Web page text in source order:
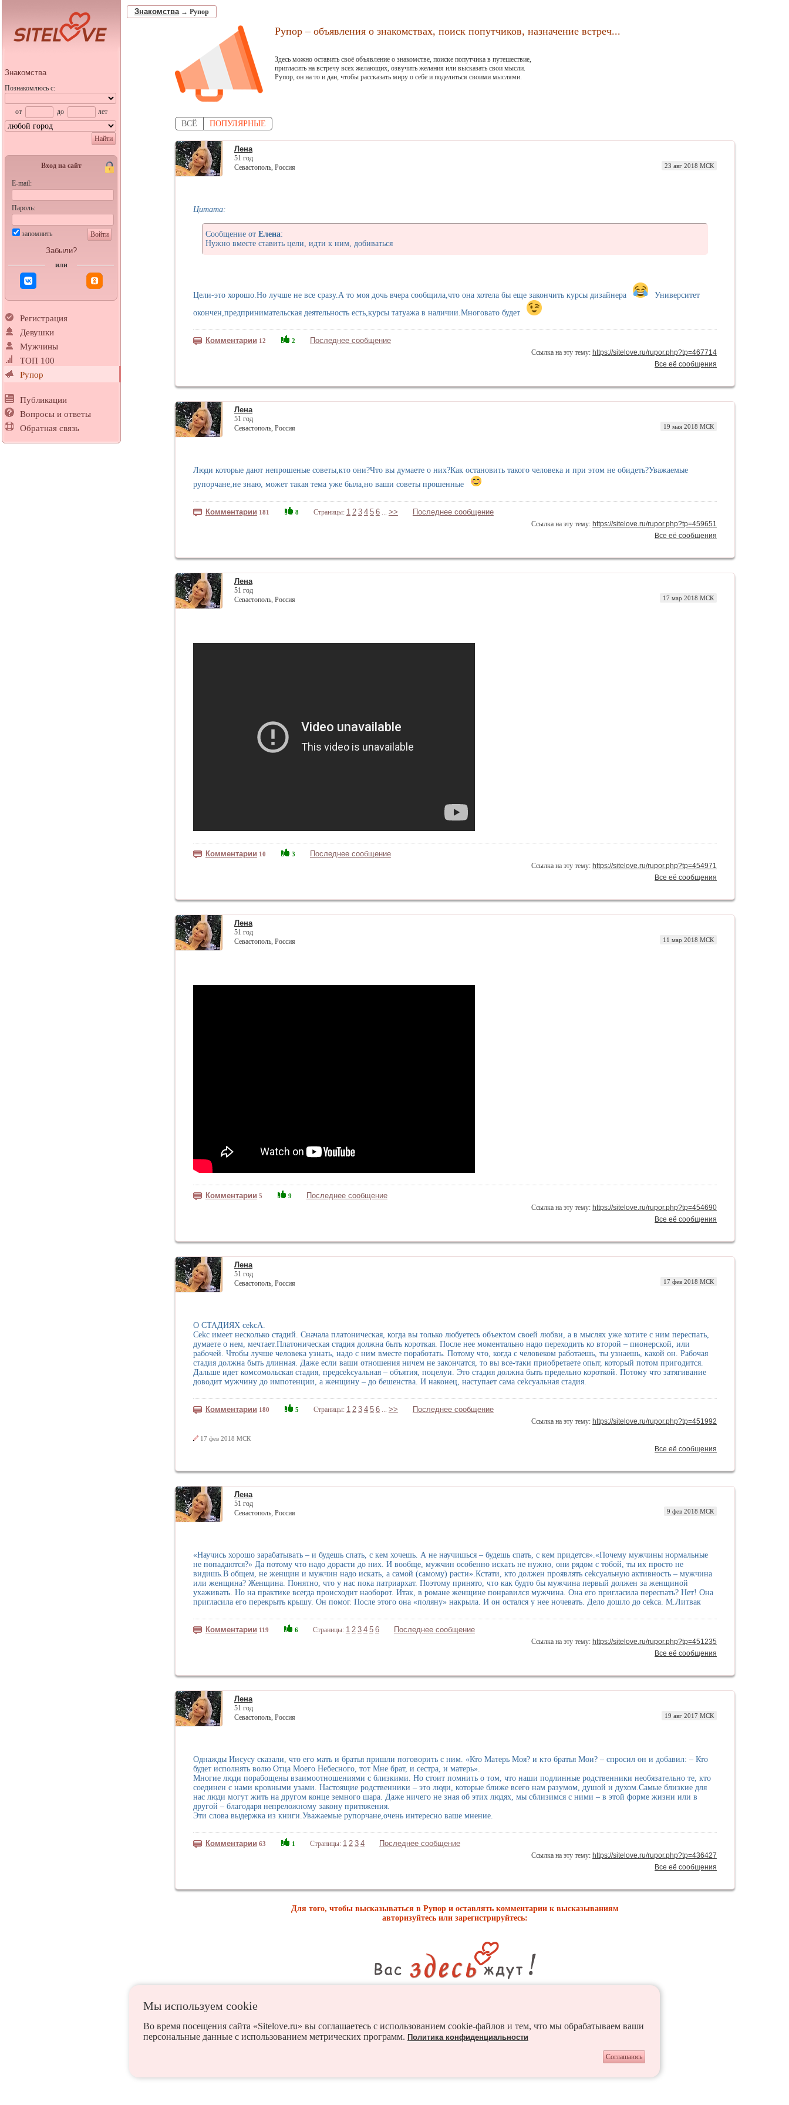
Знакомства
Познакомлюсь с:
от до лет
Найти
Вход на сайт
E-mail:
Пароль:
запомнить Войти
Забыли?
или
Регистрация
Девушки
Мужчины
ТОП 100
Рупор
Публикации
Вопросы и ответы
Обратная связь
Знакомства→ Рупор
Рупор – объявления о знакомствах, поиск попутчиков, назначение встреч...
Здесь можно оставить своё объявление о знакомстве, поиске попутчика в путешествие,
пригласить на встречу всех желающих, озвучить желания или высказать свои мысли.
Рупор, он на то и дан, чтобы рассказать миру о себе и поделиться своими мыслями.
ВСЁ ПОПУЛЯРНЫЕ
Лена
51 год
Севастополь, Россия
23 авг 2018 МСК
Цитата:
Сообщение от Елена:
Нужно вместе ставить цели, идти к ним, добиваться
Цели-это хорошо.Но лучше не все сразу.А то моя дочь вчера сообщила,что она хотела бы еще закончить курсы дизайнера
Университет
окончен,предпринимательская деятельность есть,курсы татуажа в наличии.Многовато будет
Комментарии 12 2 Последнее сообщение
Ссылка на эту тему: https://sitelove.ru/rupor.php?tp=467714
Все её сообщения
Лена
51 год
Севастополь, Россия
19 мая 2018 МСК
Люди которые дают непрошеные советы,кто они?Что вы думаете о них?Как остановить такого человека и при этом не обидеть?Уважаемые
рупорчане,не знаю, может такая тема уже была,но ваши советы прошенные
Комментарии 181 8 Страницы: 1 2 3 4 5 6... >> Последнее сообщение
Ссылка на эту тему: https://sitelove.ru/rupor.php?tp=459651
Все её сообщения
Лена
51 год
Севастополь, Россия
17 мар 2018 МСК
Комментарии 10 3 Последнее сообщение
Ссылка на эту тему: https://sitelove.ru/rupor.php?tp=454971
Все её сообщения
Лена
51 год
Севастополь, Россия
11 мар 2018 МСК
Комментарии 5 9 Последнее сообщение
Ссылка на эту тему: https://sitelove.ru/rupor.php?tp=454690
Все её сообщения
Лена
51 год
Севастополь, Россия
17 фев 2018 МСК
О СТАДИЯХ сekсА.
Сekс имеет несколько стадий. Сначала платоническая, когда вы только любуетесь объектом своей любви, а в мыслях уже хотите с ним переспать,
думаете о нем, мечтает.Платоническая стадия должна быть короткая. После нее моментально надо переходить ко второй – пионерской, или
рабочей. Чтобы лучше человека узнать, надо с ним вместе поработать. Потому что, когда с человеком работаешь, ты узнаешь, какой он. Рабочая
стадия должна быть длинная. Даже если ваши отношения ничем не закончатся, то вы все-таки приобретаете опыт, который потом пригодится.
Дальше идет комсомольская стадия, предсekсуальная – объятия, поцелуи. Это стадия должна быть предельно короткой. Потому что затягивание
доводит мужчину до импотенции, а женщину – до бешенства. И наконец, наступает сама сekсуальная стадия.
Комментарии 180 5 Страницы: 1 2 3 4 5 6... >> Последнее сообщение
Ссылка на эту тему: https://sitelove.ru/rupor.php?tp=451992
17 фев 2018 МСК
Все её сообщения
Лена
51 год
Севастополь, Россия
9 фев 2018 МСК
«Научись хорошо зарабатывать – и будешь спать, с кем хочешь. А не научишься – будешь спать, с кем придется».«Почему мужчины нормальные
не попадаются?» Да потому что надо дорасти до них. И вообще, мужчин особенно искать не нужно, они рядом с тобой, ты их просто не
видишь.В общем, не женщин и мужчин надо искать, а самой (самому) расти».Кстати, кто должен проявлять cekcуальную активность – мужчина
или женщина? Женщина. Понятно, что у нас пока патриархат. Поэтому принято, что как будто бы мужчина первый должен за женщиной
ухаживать. Но на практике всегда происходит наоборот. Итак, в романе женщине понравился мужчина. Она его пригласила переспать? Нет! Она
пригласила его перекрыть крышу. Он помог. После этого она «поляну» накрыла. И он остался у нее ночевать. Дело дошло до cekcа. М.Литвак
Комментарии 119 6 Страницы: 1 2 3 4 5 6 Последнее сообщение
Ссылка на эту тему: https://sitelove.ru/rupor.php?tp=451235
Все её сообщения
Лена
51 год
Севастополь, Россия
19 авг 2017 МСК
Однажды Иисусу сказали, что его мать и братья пришли поговорить с ним. «Кто Матерь Моя? и кто братья Мои? – спросил он и добавил: – Кто
будет исполнять волю Отца Моего Небесного, тот Мне брат, и сестра, и матерь».
Многие люди порабощены взаимоотношениями с близкими. Но стоит помнить о том, что наши подлинные родственники необязательно те, кто
соединен с нами кровными узами. Настоящие родственники – это люди, которые ближе всего нам разумом, душой и духом.Самые близкие для
нас люди могут жить на другом конце земного шара. Даже ничего не зная об этих людях, мы сблизимся с ними – в этой форме жизни или в
другой – благодаря непреложному закону притяжения.
Эти слова выдержка из книги.Уважаемые рупорчане,очень интересно ваше мнение.
Комментарии 63 1 Страницы: 1 2 3 4 Последнее сообщение
Ссылка на эту тему: https://sitelove.ru/rupor.php?tp=436427
Все её сообщения
Для того, чтобы высказываться в Рупор и оставлять комментарии к высказываниям
авторизуйтесь или зарегистрируйтесь:
Регистрация
Мы используем сookie
Во время посещения сайта «Sitelove.ru» вы соглашаетесь с использованием cookie-файлов и тем, что мы обрабатываем ваши
персональные данные с использованием метрических программ. Политика конфиденциальности
Соглашаюсь